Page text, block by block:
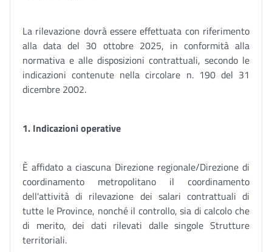
La rilevazione dovrà essere effettuata con riferimento
alla data del 30 ottobre 2025, in conformità alla
normativa e alle disposizioni contrattuali, secondo le
indicazioni contenute nella circolare n. 190 del 31
dicembre 2002.
1. Indicazioni operative
È affidato a ciascuna Direzione regionale/Direzione di
coordinamento metropolitano il coordinamento
dell'attività di rilevazione dei salari contrattuali di
tutte le Province, nonché il controllo, sia di calcolo che
di merito, dei dati rilevati dalle singole Strutture
territoriali.